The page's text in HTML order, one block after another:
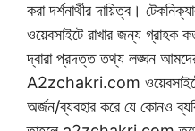
করা দর্শনার্থীর দায়িত্ব।
ওয়েবসাইটে রাখার জন্য গ্রাহক
দ্বারা প্রদত্ত তথ্য লঙ্ঘন
A2zchakri.com
অর্জন/ব্যবহার করে যে কোনও